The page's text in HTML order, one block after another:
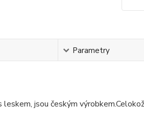
Parametry
jsou českým